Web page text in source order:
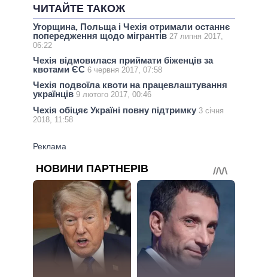
ЧИТАЙТЕ ТАКОЖ
Угорщина, Польща і Чехія отримали останнє
попередження щодо мігрантів 27 липня 2017,
06:22
Чехія відмовилася приймати біженців за
квотами ЄС 6 червня 2017, 07:58
Чехія подвоїла квоти на працевлаштування
українців 9 лютого 2017, 00:46
Чехія обіцяє Україні повну підтримку 3 січня
2018, 11:58